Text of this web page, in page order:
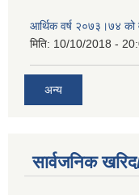
आर्थिक वर्ष २०७३।७४ को
मिति: 10/10/2018 -
अन्य
सार्वजनिक